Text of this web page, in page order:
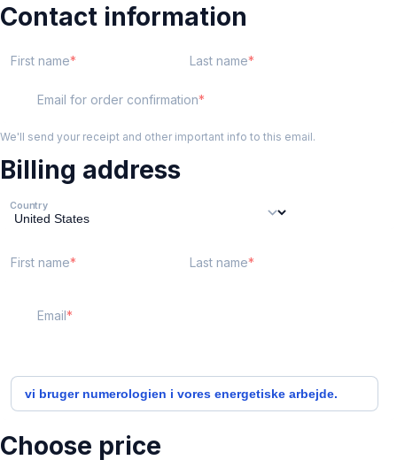
Contact information
First name Last name
Email for order confirmation
We'll send your receipt and other important info to this email.
Billing address
Country
First name Last name
Email
vi bruger numerologien i vores energetiske arbejde.
Choose price